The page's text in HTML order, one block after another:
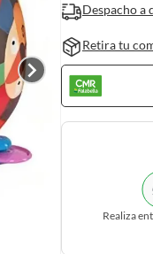
Despacho a
Retira tu
Realiza